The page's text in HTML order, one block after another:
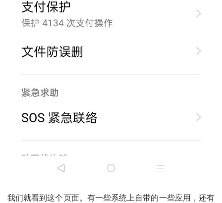
我们就看到这个页面。有一些系统上自带的一些应用，还有